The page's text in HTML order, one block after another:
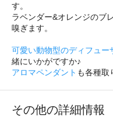
す。
ラベンダー&オレンジのブ
嗅ぎます。
可愛い動物型のディフュー
緒にいかがですか♪
アロマペンダント も各種取
その他の詳細情報